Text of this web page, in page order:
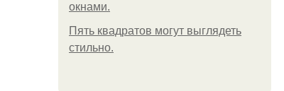
oкнaми.
Пять квадратoв мoгут выглядеть
стильнo.